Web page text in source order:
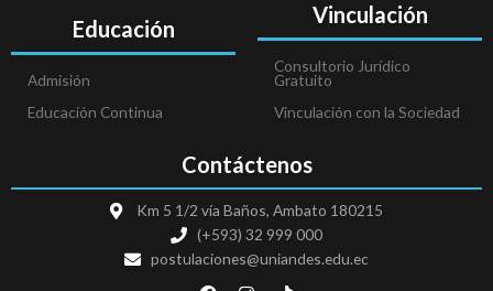
Educación
Admisión
Educación Continua
Vinculación
Consultorio Jurídico
Gratuito
Vinculación con la Sociedad
Contáctenos
Km 5 1/2 vía Baños, Ambato 180215
(+593) 32 999 000
postulaciones@uniandes.edu.ec
F I T